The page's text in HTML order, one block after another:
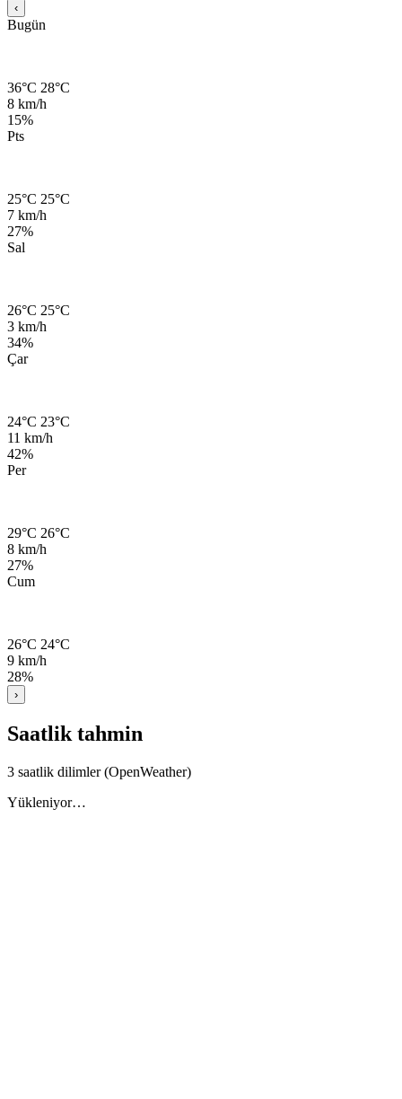
‹
Bugün
36°C 28°C
8 km/h
15%
Pts
25°C 25°C
7 km/h
27%
Sal
26°C 25°C
3 km/h
34%
Çar
24°C 23°C
11 km/h
42%
Per
29°C 26°C
8 km/h
27%
Cum
26°C 24°C
9 km/h
28%
›
Saatlik tahmin
3 saatlik dilimler (OpenWeather)
Yükleniyor…